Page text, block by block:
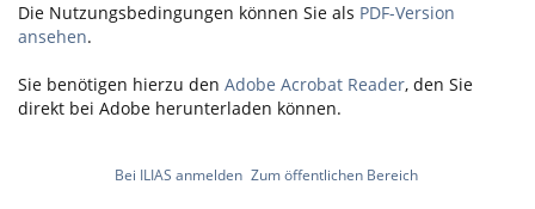
Die Nutzungsbedingungen können Sie als PDF-Version
ansehen.
Sie benötigen hierzu den Adobe Acrobat Reader, den Sie
direkt bei Adobe herunterladen können.
Bei ILIAS anmelden Zum öffentlichen Bereich